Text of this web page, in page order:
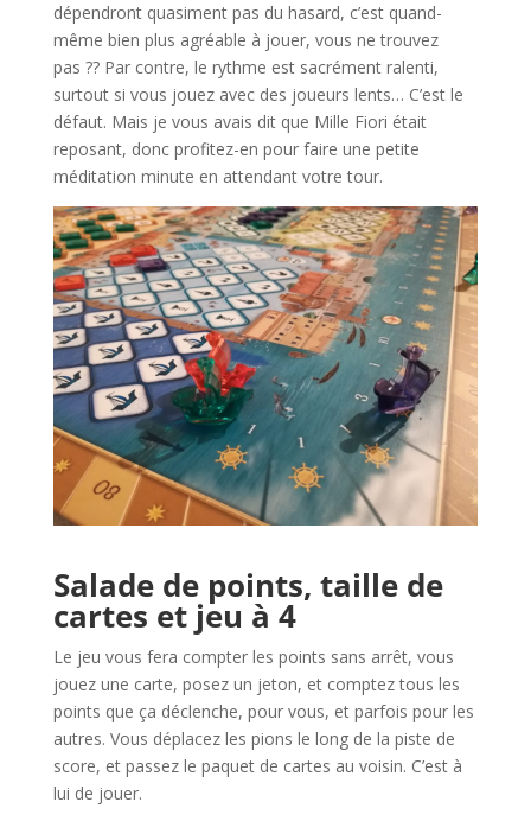
dépendront quasiment pas du hasard, c’est quand-
même bien plus agréable à jouer, vous ne trouvez
pas ?? Par contre, le rythme est sacrément ralenti,
surtout si vous jouez avec des joueurs lents… C’est le
défaut. Mais je vous avais dit que Mille Fiori était
reposant, donc profitez-en pour faire une petite
méditation minute en attendant votre tour.
Salade de points, taille de
cartes et jeu à 4
Le jeu vous fera compter les points sans arrêt, vous
jouez une carte, posez un jeton, et comptez tous les
points que ça déclenche, pour vous, et parfois pour les
autres. Vous déplacez les pions le long de la piste de
score, et passez le paquet de cartes au voisin. C’est à
lui de jouer.